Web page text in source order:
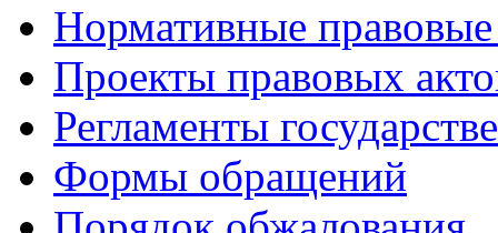
Нормативные
Проекты правовых
Регламенты
Формы обращений